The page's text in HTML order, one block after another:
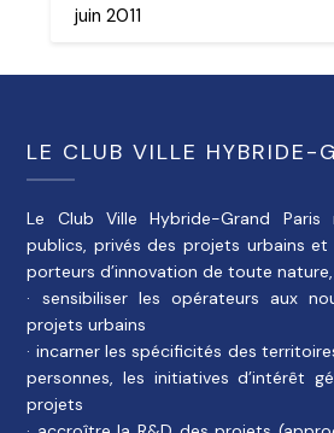
juin 2011
LE CLUB VILLE HYBRIDE-
Le Club Ville Hybride-Grand Paris
publics, privés des projets urbains
porteurs d’innovation de toute
· sensibiliser les opérateurs aux
projets urbains
· incarner les spécificités des
personnes, les initiatives d’intérêt
projets